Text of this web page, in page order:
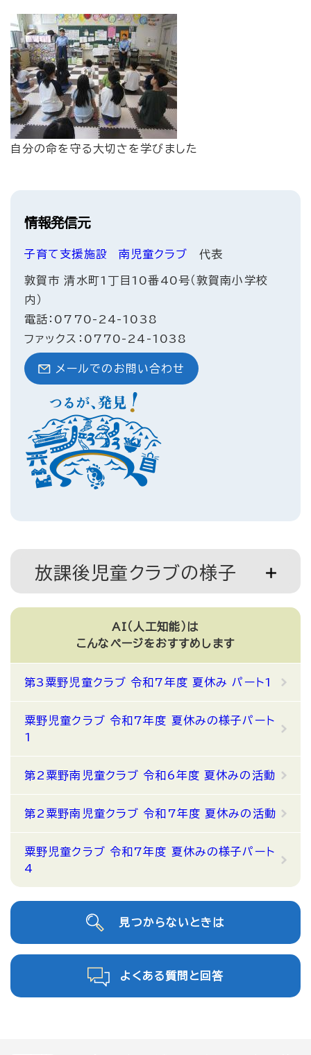
自分の命を守る大切さを学びました
情報発信元
子育て支援施設 南児童クラブ 代表
敦賀市 清水町1丁目10番40号（敦賀南小学校
内）
電話：0770-24-1038
ファックス：0770-24-1038
メールでのお問い合わせ
放課後児童クラブの様子
AI（人工知能）は
こんなページをおすすめします
第3粟野児童クラブ 令和7年度 夏休み パート1
粟野児童クラブ 令和7年度 夏休みの様子パート
1
第2粟野南児童クラブ 令和6年度 夏休みの活動
第2粟野南児童クラブ 令和7年度 夏休みの活動
粟野児童クラブ 令和7年度 夏休みの様子パート
4
見つからないときは
よくある質問と回答